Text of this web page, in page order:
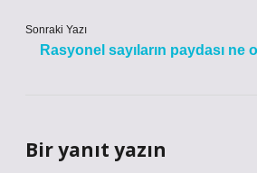
Sonraki Yazı
Rasyonel sayıların paydası ne
Bir yanıt yazın